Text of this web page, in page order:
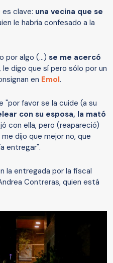
clave: una vecina que se
le habría confesado a la
por algo (...) se me acercó
le digo que sí pero sólo por un
en Emol.
"por favor se la cuide (a su
con su esposa, la mató
con ella, pero (reapareció)
dijo que mejor no, que
entregar".
la entregada por la fiscal
Contreras, quien está